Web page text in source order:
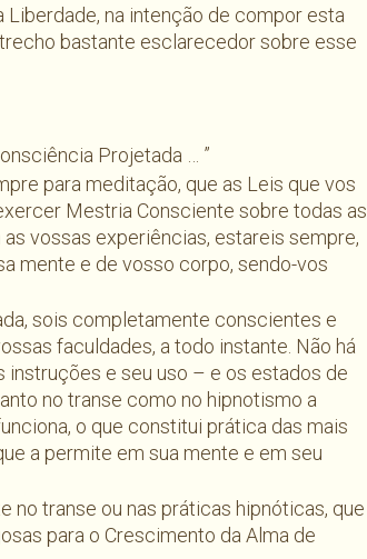
Liberdade, na intenção de compor esta
bastante esclarecedor sobre esse
Projetada … ”
para meditação, que as Leis que vos
Mestria Consciente sobre todas as
vossas experiências, estareis sempre,
mente e de vosso corpo, sendo-vos
sois completamente conscientes e
faculdades, a todo instante. Não há
instruções e seu uso – e os estados de
no transe como no hipnotismo a
o que constitui prática das mais
a permite em sua mente e em seu
no transe ou nas práticas hipnóticas, que
para o Crescimento da Alma de